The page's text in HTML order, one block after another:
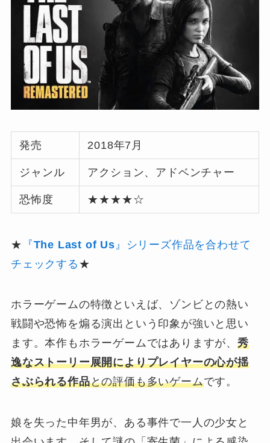
発売 2018年7月
ジャンル アクション、アドベンチャー
恐怖度 ★★★★☆
★ 『The Last of Us 』シリーズ作品を合わせて
チェックする ★
ホラーゲームの特徴といえば、ゾンビとの熱い
戦闘や恐怖を煽る演出という印象が強いと思い
ます。本作もホラーゲームではありますが、秀
逸なストーリー展開によりプレイヤーの心が揺
さぶられる作品との評価も多いゲームです。
娘を失った中年男が、ある事件で一人の少女と